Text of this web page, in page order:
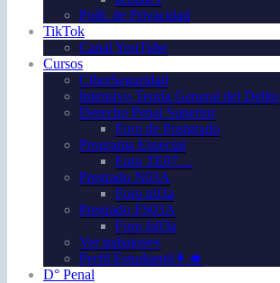
Polít. de Privacidad
TikTok
Canal YouTube
Cursos
CiberSeguridad
Intensivo Teoría General del Delito
Derecho Penal Superior
Foro de Postgrado
Programa Especial
Foro TE07…
Pregrado N03A
Foro n03a
Pregrado FS03A
Foro fs03a
Ver trabajos👀
Perfil Estudiantil👩‍🎓
D° Penal